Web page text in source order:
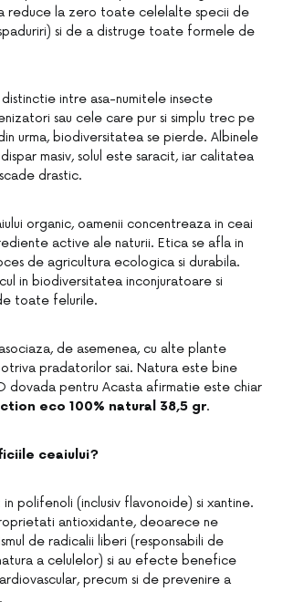
reduce la zero toate celelalte specii de
si de a distruge toate formele de
intre asa-numitele insecte
sau cele care pur si simplu trec pe
urma, biodiversitatea se pierde. Albinele
masiv, solul este saracit, iar calitatea
drastic.
organic, oamenii concentreaza in ceai
active ale naturii. Etica se afla in
de agricultura ecologica si durabila.
in biodiversitatea inconjuratoare si
toate felurile.
de asemenea, cu alte plante
pradatorilor sai. Natura este bine
dovada pentru Acasta afirmatie este chiar
eco 100% natural 38,5 gr.
ceaiului?
polifenoli (inclusiv flavonoide) si xantine.
antioxidante, deoarece ne
de radicalii liberi (responsabili de
a celulelor) si au efecte benefice
precum si de prevenire a